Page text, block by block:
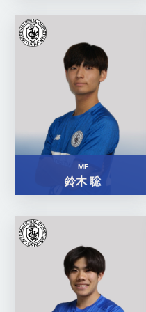
MF
鈴木 聡